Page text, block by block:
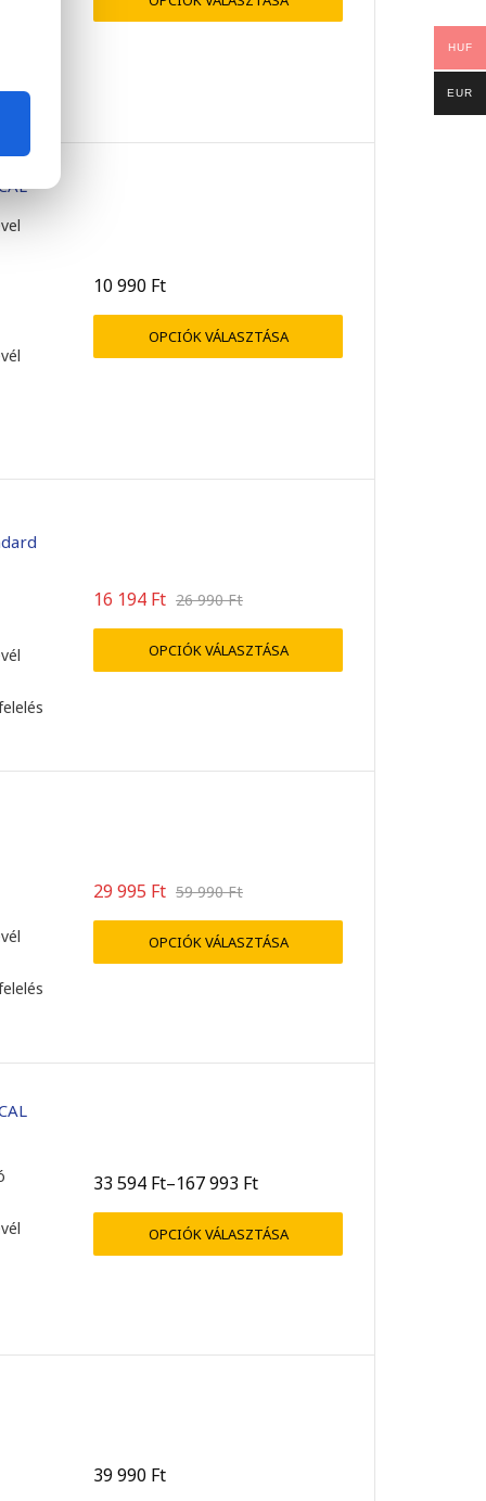
10 990 Ft
OPCIÓK VÁLASZTÁSA
26 990Ft
16 194 Ft
OPCIÓK VÁLASZTÁSA
59 990Ft
29 995 Ft
OPCIÓK VÁLASZTÁSA
33 594 Ft–167 993 Ft
OPCIÓK VÁLASZTÁSA
39 990 Ft
HUF
EUR